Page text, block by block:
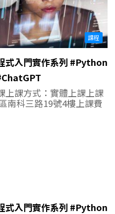
課程
式入門實作系列 #Python
上課方式：實體上課上課
南科三路19號4樓上課費
式入門實作系列 #Python